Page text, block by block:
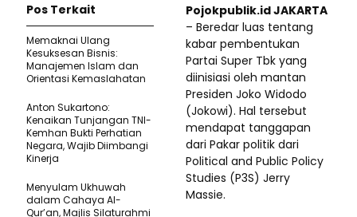
Pojokpublik.id JAKARTA
– Beredar luas tentang
kabar pembentukan
Partai Super Tbk yang
diinisiasi oleh mantan
Presiden Joko Widodo
(Jokowi). Hal tersebut
mendapat tanggapan
dari Pakar politik dari
Political and Public Policy
Studies (P3S) Jerry
Massie.
Pos Terkait
Memaknai Ulang
Kesuksesan Bisnis:
Manajemen Islam dan
Orientasi Kemaslahatan
Anton Sukartono:
Kenaikan Tunjangan TNI-
Kemhan Bukti Perhatian
Negara, Wajib Diimbangi
Kinerja
Menyulam Ukhuwah
dalam Cahaya Al-
Qur’an, Majlis Silaturahmi